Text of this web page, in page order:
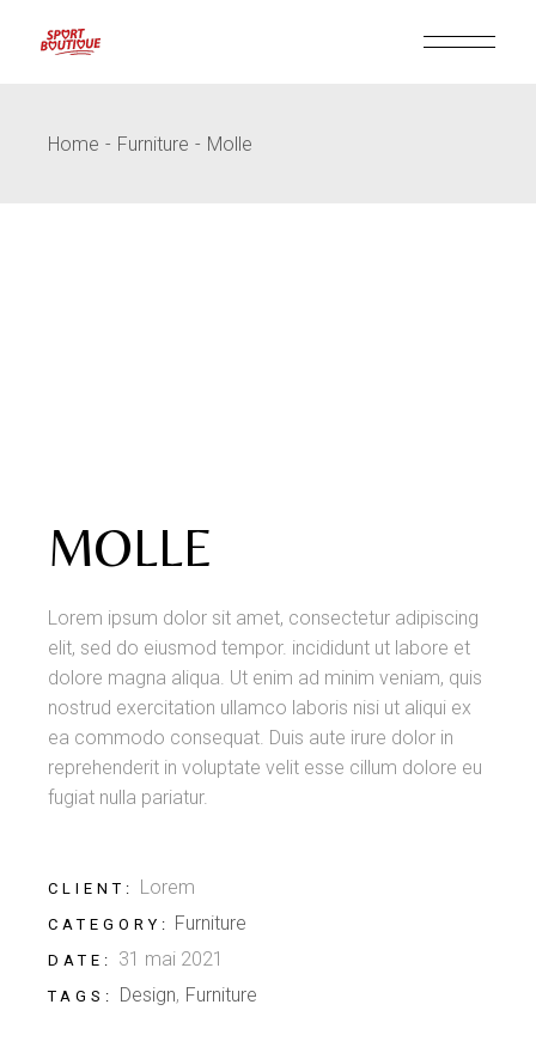
Home Furniture Molle
MOLLE
Lorem ipsum dolor sit amet, consectetur adipiscing
elit, sed do eiusmod tempor. incididunt ut labore et
dolore magna aliqua. Ut enim ad minim veniam, quis
nostrud exercitation ullamco laboris nisi ut aliqui ex
ea commodo consequat. Duis aute irure dolor in
reprehenderit in voluptate velit esse cillum dolore eu
fugiat nulla pariatur.
CLIENT: Lorem
CATEGORY: Furniture
DATE: 31 mai 2021
TAGS: Design Furniture